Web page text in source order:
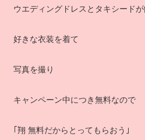
ウエディングドレスとタキシードが
好きな衣装を着て
写真を撮り
キャンペーン中につき無料なので
｢翔 無料だからとってもらおう｣